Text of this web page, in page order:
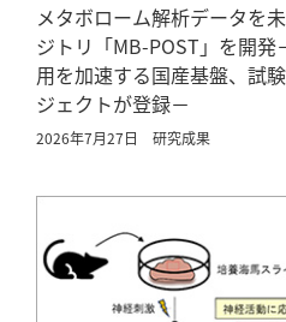
メタボローム解析データを
ジトリ「MB-POST」を開
用を加速する国産基盤、試
ジェクトが登録－
2026年7月27日 研究成果